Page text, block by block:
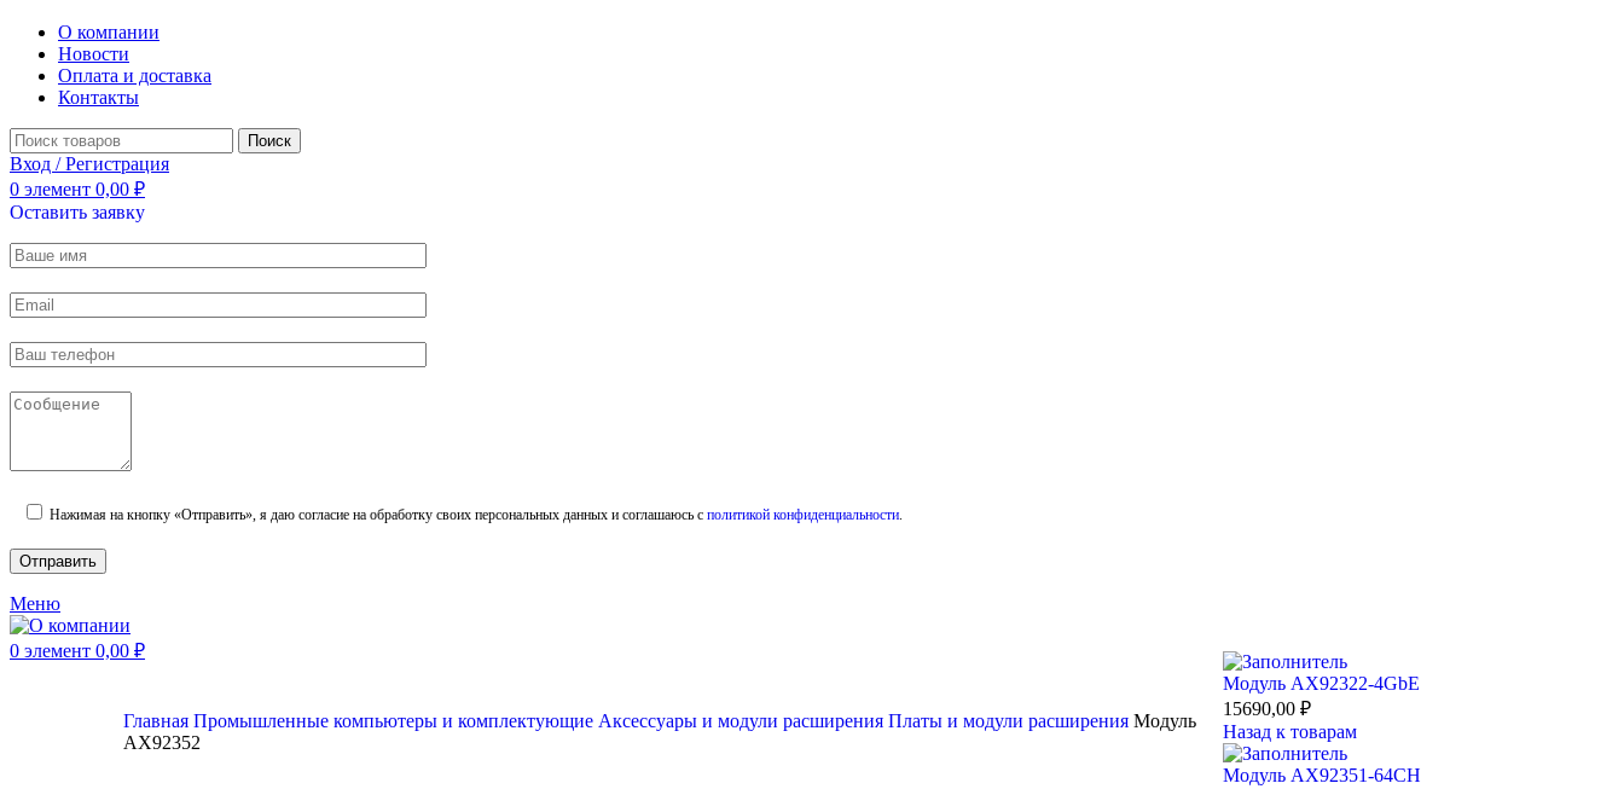
О компании
Новости
Оплата и доставка
Контакты
Поиск
Вход / Регистрация
0 элемент 0,00 ₽
Оставить заявку
Нажимая на кнопку «Отправить», я даю согласие на обработку своих персональных данных и соглашаюсь с политикой конфиденциальности.
Меню
0 элемент 0,00 ₽
Главная Промышленные компьютеры и комплектующие Аксессуары и модули расширения Платы и модули расширения Модуль
AX92352
Модуль AX92322-4GbE
15690,00₽
Назад к товарам
Модуль AX92351-64CH